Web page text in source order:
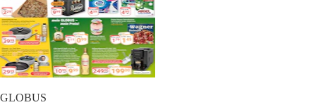
GLOBUS